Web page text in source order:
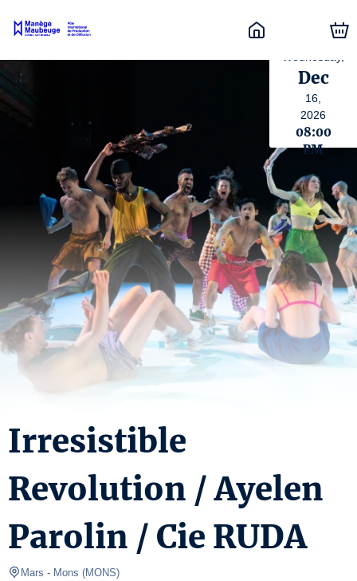
Dec
16,
2026
08:00
PM
Irresistible
Revolution / Ayelen
Parolin / Cie RUDA
Mars - Mons (MONS)